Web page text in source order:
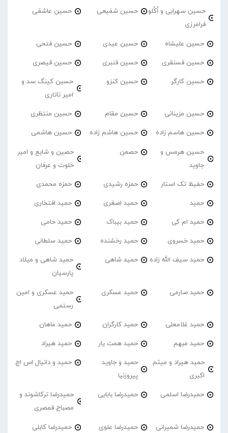
حسین سهرابی و اُکُلو
فرامرزی
حسین شفیعی حسین عاشقی
حسین علیشاه حسین عیدی حسین فتحی
حسین فسنقری حسین قنبری حسین قیصری
حسین کارگر حسین کنزو
حسین کینگ سد و
امیر تاتاری
حسین مزینانی حسین مقام حسین منتظری
حسین هاسم زاده حسین هاشم زاده حسین هاشمی
حسین هرمس و
جاوید
حصمن
حصین و شایع و امیر
خلوت و عرفان
حفیظ تک استار حمزه رشیدی حمزه محمدی
حمید حمید اصغری حمید افتخاری
حمید ام کی حمید بیباک حمید حامی
حمید خسروی حمید رخشنده حمید سلطانی
حمید سیف الله زاده حمید شاهی
حمید شاهی و میلاد
پارسیان
حمید صارمی حمید عسکری
حمید عسکری و امین
رستمی
حمید غلامعلی حمید کارگران حمید ماهان
حمید مبهم حمید همت یار حمید هیراد
حمید هیراد و میثم
اکبری
حمید و جاوید
پیروزنیا
حمید و دانیال اس اچ
حمیدرضا اسلمی حمیدرضا بابایی
حمیدرضا ترکاشوند و
مصباح قمصری
حمیدرضا شمیرانی حمیدرضا علوی حمیدرضا کابلی